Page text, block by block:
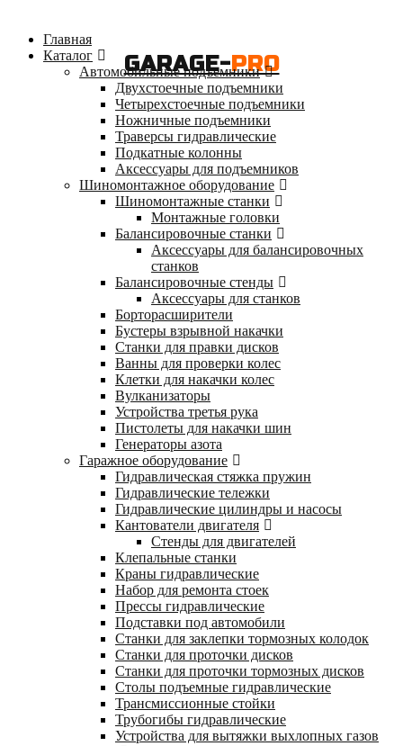
GARAGE-PRO
Главная
Каталог
Автомобильные подъемники
Двухстоечные подъемники
Четырехстоечные подъемники
Ножничные подъемники
Траверсы гидравлические
Подкатные колонны
Аксессуары для подъемников
Шиномонтажное оборудование
Шиномонтажные станки
Монтажные головки
Балансировочные станки
Аксессуары для балансировочных
станков
Балансировочные стенды
Аксессуары для станков
Борторасширители
Бустеры взрывной накачки
Станки для правки дисков
Ванны для проверки колес
Клетки для накачки колес
Вулканизаторы
Устройства третья рука
Пистолеты для накачки шин
Генераторы азота
Гаражное оборудование
Гидравлическая стяжка пружин
Гидравлические тележки
Гидравлические цилиндры и насосы
Кантователи двигателя
Стенды для двигателей
Клепальные станки
Краны гидравлические
Набор для ремонта стоек
Прессы гидравлические
Подставки под автомобили
Станки для заклепки тормозных колодок
Станки для проточки дисков
Станки для проточки тормозных дисков
Столы подъемные гидравлические
Трансмиссионные стойки
Трубогибы гидравлические
Устройства для вытяжки выхлопных газов